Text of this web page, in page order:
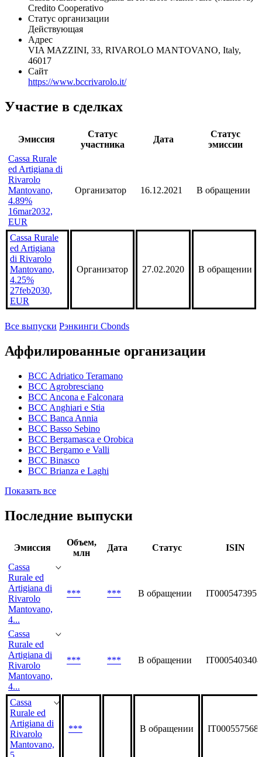
Наименование организации
Cassa Rurale ed Artigiana di Rivarolo Mantovano (Mantova)
Credito Cooperativo
Статус организации
Действующая
Адрес
VIA MAZZINI, 33, RIVAROLO MANTOVANO, Italy,
Сайт
Участие в сделках
Эмиссия
Cassa Rurale
ed Artigiana di
Rivarolo
Mantovano,
4.89%
16mar2032,
EUR
Организатор 16.12.2021 В обращении
Cassa Rurale
ed Artigiana
di Rivarolo
Mantovano,
27feb2030,
Организатор 27.02.2020 В обращении
Аффилированные организации
BCC Adriatico Teramano
BCC Agrobresciano
BCC Ancona e Falconara
BCC Anghiari e Stia
BCC Banca Annia
BCC Basso Sebino
BCC Bergamasca e Orobica
BCC Bergamo e Valli
Последние выпуски
Эмиссия
млн
Дата Статус
ISIN
Cassa
Rurale ed
Artigiana di
Rivarolo
Mantovano,
4...
Cassa
Rurale ed
Artigiana di
Rivarolo
Mantovano,
4...
Cassa
Rurale ed